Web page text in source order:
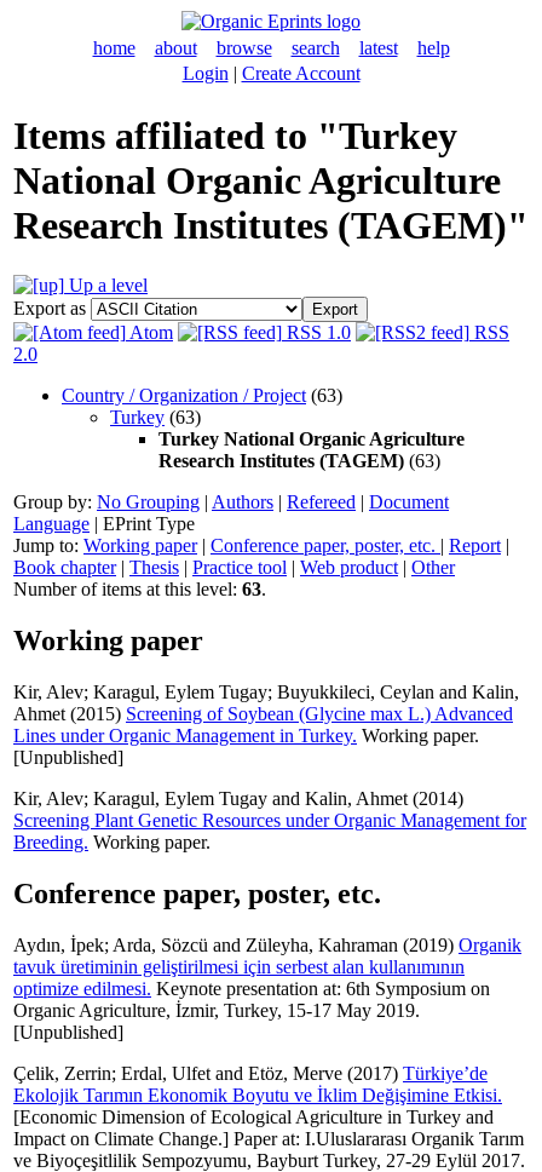
home about browse search latest
help
Login | Create Account
Items affiliated to "Turkey
National Organic Agriculture
Research Institutes (TAGEM)"
Up a level
Export as
Atom
RSS 1.0
RSS
2.0
Country / Organization / Project (63)
Turkey (63)
Turkey National Organic Agriculture
Research Institutes (TAGEM) (63)
Group by: No Grouping | Authors | Refereed | Document
Language | EPrint Type
Jump to: Working paper| Conference paper, poster, etc. | Report |
Book chapter| Thesis | Practice tool | Web product | Other
Number of items at this level: 63.
Working paper
Kir, Alev; Karagul, Eylem Tugay; Buyukkileci, Ceylan and Kalin,
Ahmet (2015) Screening of Soybean (Glycine max L.) Advanced
Lines under Organic Management in Turkey. Working paper.
[Unpublished]
Kir, Alev; Karagul, Eylem Tugay and Kalin, Ahmet (2014)
Screening Plant Genetic Resources under Organic Management for
Breeding. Working paper.
Conference paper, poster, etc.
Aydın, İpek; Arda, Sözcü and Züleyha, Kahraman (2019) Organik
tavuk üretiminin geliştirilmesi için serbest alan kullanımının
optimize edilmesi. Keynote presentation at: 6th Symposium on
Organic Agriculture, İzmir, Turkey, 15-17 May 2019.
[Unpublished]
Çelik, Zerrin; Erdal, Ulfet and Etöz, Merve (2017) Türkiye’de
Ekolojik Tarımın Ekonomik Boyutu ve İklim Değişimine Etkisi.
[Economic Dimension of Ecological Agriculture in Turkey and
Impact on Climate Change.] Paper at: I.Uluslararası Organik Tarım
ve Biyoçeşitlilik Sempozyumu, Bayburt Turkey, 27-29 Eylül 2017.